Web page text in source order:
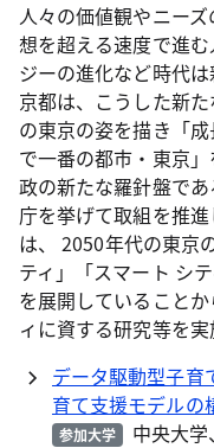
人々の価値観やニー
想を超える速度で進
ジーの進化など時代
京都は、こうした新
の東京の姿を描き「
で一番の都市・東京
政の新たな羅針盤で
庁を挙げて取組を推
は、 2050年代の東京
ティ」「スマート シ
を展開していること
ィに資する研究等を実
データ駆動型子育
育て支援モデルの
参加大学
中央大